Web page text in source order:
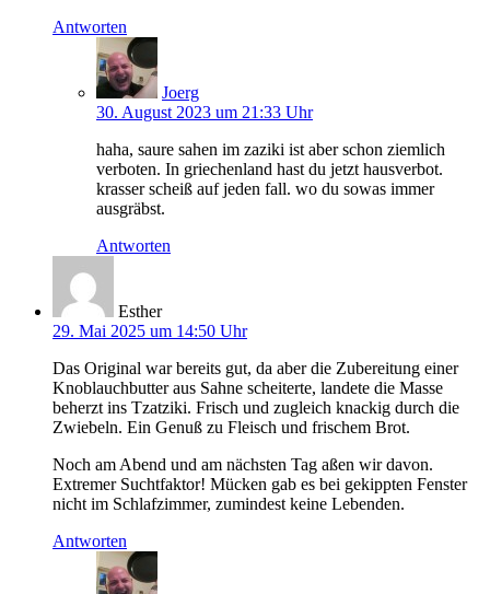
Antworten
Joerg
30. August 2023 um 21:33 Uhr
haha, saure sahen im zaziki ist aber schon ziemlich
verboten. In griechenland hast du jetzt hausverbot.
krasser scheiß auf jeden fall. wo du sowas immer
ausgräbst.
Antworten
Esther
29. Mai 2025 um 14:50 Uhr
Das Original war bereits gut, da aber die Zubereitung einer
Knoblauchbutter aus Sahne scheiterte, landete die Masse
beherzt ins Tzatziki. Frisch und zugleich knackig durch die
Zwiebeln. Ein Genuß zu Fleisch und frischem Brot.
Noch am Abend und am nächsten Tag aßen wir davon.
Extremer Suchtfaktor! Mücken gab es bei gekippten Fenster
nicht im Schlafzimmer, zumindest keine Lebenden.
Antworten